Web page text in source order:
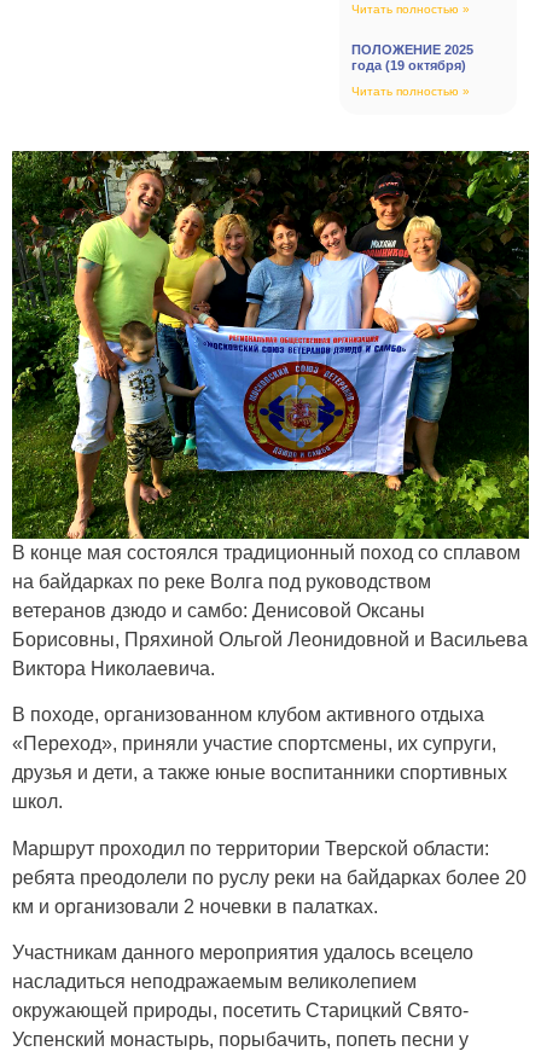
Читать полностью »
ПОЛОЖЕНИЕ 2025
года (19 октября)
Читать полностью »
В конце мая состоялся традиционный поход со сплавом
на байдарках по реке Волга под руководством
ветеранов дзюдо и самбо: Денисовой Оксаны
Борисовны, Пряхиной Ольгой Леонидовной и Васильева
Виктора Николаевича.
В походе, организованном клубом активного отдыха
«Переход», приняли участие спортсмены, их супруги,
друзья и дети, а также юные воспитанники спортивных
школ.
Маршрут проходил по территории Тверской области:
ребята преодолели по руслу реки на байдарках более 20
км и организовали 2 ночевки в палатках.
Участникам данного мероприятия удалось всецело
насладиться неподражаемым великолепием
окружающей природы, посетить Старицкий Свято-
Успенский монастырь, порыбачить, попеть песни у